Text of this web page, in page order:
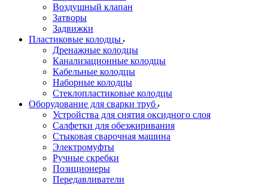
Воздушный клапан
Затворы
Задвижки
Пластиковые колодцы
Дренажные колодцы
Канализационные колодцы
Кабельные колодцы
Наборные колодцы
Стеклопластиковые колодцы
Оборудование для сварки труб
Устройства для снятия оксидного слоя
Салфетки для обезжиривания
Стыковая сварочная машина
Электромуфты
Ручные скребки
Позиционеры
Передавливатели